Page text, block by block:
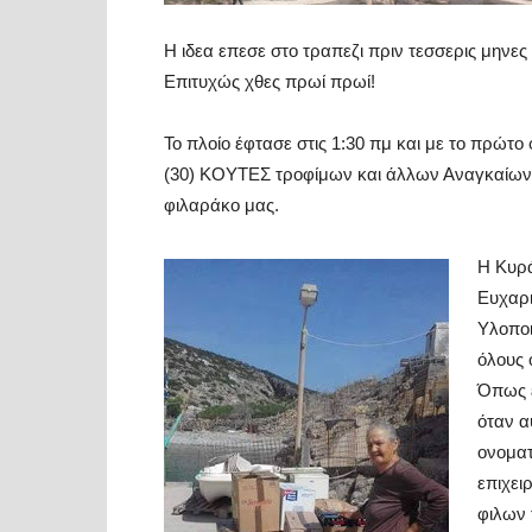
H ιδεα επεσε στο τραπεζι πριν τεσσερις
Επιτυχώς χθες πρωί πρωί!
Το πλοίο έφτασε στις 1:30 πμ και με το
(30) ΚΟΥΤΕΣ τροφίμων και άλλων Αναγκαίων
φιλαράκο μας.
Η
όλους
Όπως
όταν
φιλων